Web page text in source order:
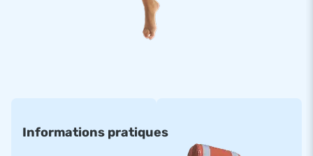
Informations pratiques